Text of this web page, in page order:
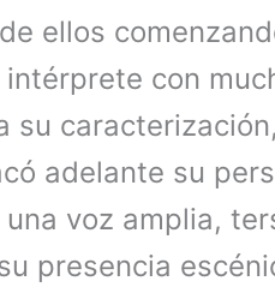
ellos
intérprete con
su
adelante su
voz amplia,
presencia